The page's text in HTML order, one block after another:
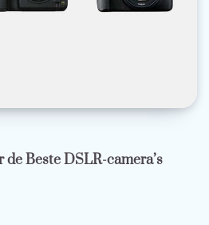
Beste DSLR-camera’s